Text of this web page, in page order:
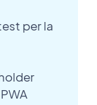
per la